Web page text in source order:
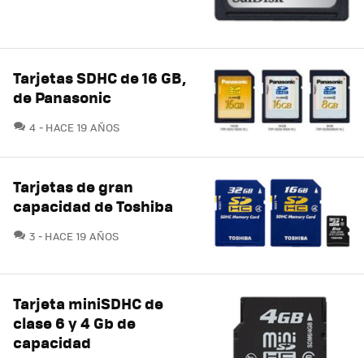
Tarjetas SDHC de 16 GB,
de Panasonic
4 COMENTARIOS
HACE 19 AÑOS
Tarjetas de gran
capacidad de Toshiba
3 COMENTARIOS
HACE 19 AÑOS
Tarjeta miniSDHC de
clase 6 y 4 Gb de
capacidad